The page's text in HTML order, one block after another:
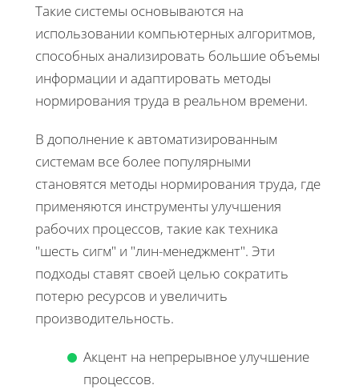
Такие системы основываются на
использовании компьютерных алгоритмов,
способных анализировать большие объемы
информации и адаптировать методы
нормирования труда в реальном времени.
В дополнение к автоматизированным
системам все более популярными
становятся методы нормирования труда, где
применяются инструменты улучшения
рабочих процессов, такие как техника
"шесть сигм" и "лин-менеджмент". Эти
подходы ставят своей целью сократить
потерю ресурсов и увеличить
производительность.
Акцент на непрерывное улучшение
процессов.